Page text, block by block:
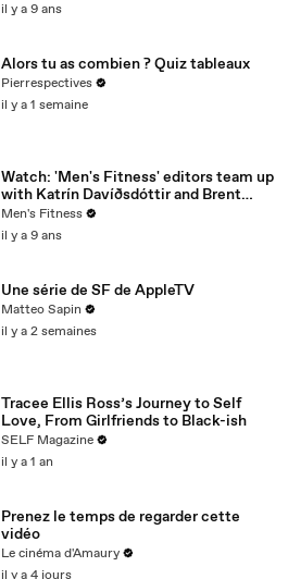
il y a 9 ans
Alors tu as combien ? Quiz tableaux
Pierrespectives
il y a 1 semaine
Watch: 'Men's Fitness' editors team up
with Katrín Davíðsdóttir and Brent
Fikowski to test the Reebok CrossFit
Nano 8
Men's Fitness
il y a 9 ans
Une série de SF de AppleTV
Matteo Sapin
il y a 2 semaines
Tracee Ellis Ross’s Journey to Self
Love, From Girlfriends to Black-ish
SELF Magazine
il y a 1 an
Prenez le temps de regarder cette
vidéo
Le cinéma d'Amaury